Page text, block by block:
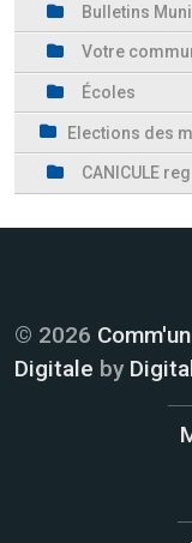
Bulletins
Votre
Écoles
Elections des
CANICULE
© 2026
Digitale by